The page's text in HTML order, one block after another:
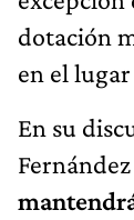
dotación
en el
En su